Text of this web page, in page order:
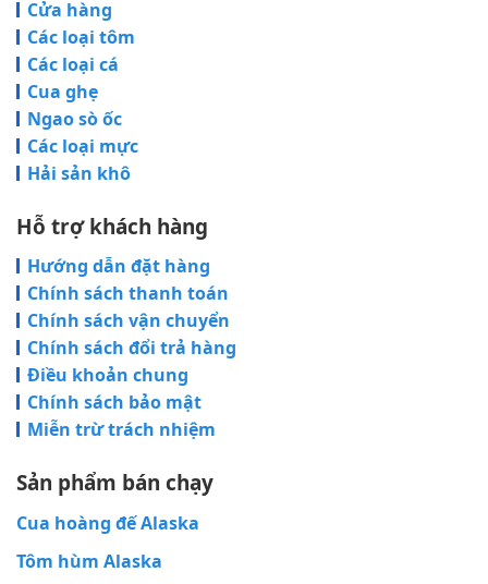
Cửa hàng
Các loại tôm
Các loại cá
Cua ghẹ
Ngao sò ốc
Các loại mực
Hải sản khô
Hỗ trợ khách hàng
Hướng dẫn đặt hàng
Chính sách thanh toán
Chính sách vận chuyển
Chính sách đổi trả hàng
Điều khoản chung
Chính sách bảo mật
Miễn trừ trách nhiệm
Sản phẩm bán chạy
Cua hoàng đế Alaska
Tôm hùm Alaska